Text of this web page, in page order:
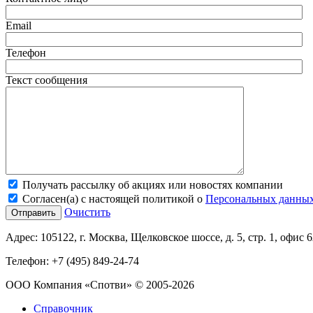
Email
Телефон
Текст сообщения
Получать рассылку об акциях или новостях компании
Согласен(а) с настоящей политикой о Персональных
Очистить
Адрес: 105122, г. Москва, Щелковское шоссе, д. 5, стр. 1, офис
Телефон: +7 (495) 849-24-74
ООО Компания «Спотви» © 2005-2026
Справочник